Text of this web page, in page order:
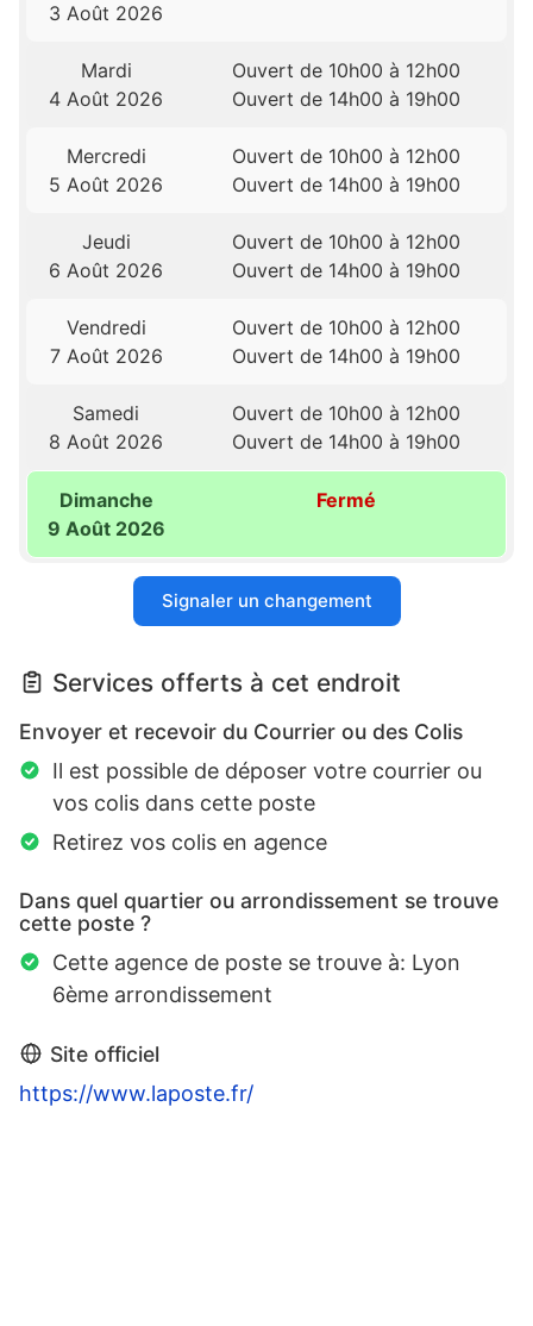
3 Août 2026
Mardi
4 Août 2026
Ouvert de 10h00 à 12h00
Ouvert de 14h00 à 19h00
Mercredi
5 Août 2026
Ouvert de 10h00 à 12h00
Ouvert de 14h00 à 19h00
Jeudi
6 Août 2026
Ouvert de 10h00 à 12h00
Ouvert de 14h00 à 19h00
Vendredi
7 Août 2026
Ouvert de 10h00 à 12h00
Ouvert de 14h00 à 19h00
Samedi
8 Août 2026
Ouvert de 10h00 à 12h00
Ouvert de 14h00 à 19h00
Dimanche
9 Août 2026
Fermé
Signaler un changement
Services offerts à cet endroit
Envoyer et recevoir du Courrier ou des Colis
Il est possible de déposer votre courrier ou
vos colis dans cette poste
Retirez vos colis en agence
Dans quel quartier ou arrondissement se trouve
cette poste ?
Cette agence de poste se trouve à: Lyon
6ème arrondissement
Site officiel
https://www.laposte.fr/